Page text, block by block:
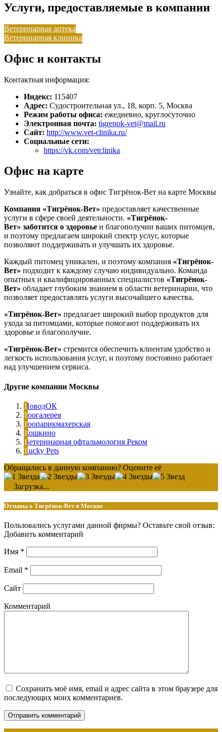
Услуги, предоставляемые в компании
Ветеринарная аптека
Ветеринарная клиника
Офис и контакты
Контактная информация:
Индекс: 115407
Адрес: Судостроительная ул., 18, корп. 5, Москва
Режим работы офиса: ежедневно, круглосуточно
Электронная почта: tigrenok-vet@mail.ru
Сайт: http://www.vet-clinika.ru/
Социальные сети:
https://vk.com/vetclinika
Офис на карте
Узнайте, как добраться в офис Тигрёнок-Вет на карте Москвы
Компания «Тигрёнок-Вет» предоставляет качественные
услуги в сфере своей деятельности. «Тигрёнок-
Вет» заботится о здоровье и благополучии ваших питомцев,
и поэтому предлагаем широкий спектр услуг, которые
позволяют поддерживать и улучшать их здоровье.
Каждый питомец уникален, и поэтому компания «Тигрёнок-
Вет» подходит к каждому случаю индивидуально. Команда
опытных и квалифицированных специалистов «Тигрёнок-
Вет» обладает глубоким знанием в области ветеринарии, что
позволяет предоставлять услуги высочайшего качества.
«Тигрёнок-Вет» предлагает широкий выбор продуктов для
ухода за питомцами, которые помогают поддерживать их
здоровье и благополучие.
«Тигрёнок-Вет» стремится обеспечить клиентам удобство и
легкость использования услуг, и поэтому постоянно работает
над улучшением сервиса.
Другие компании Москвы
ПоводОК
Зоогалерея
Зоопарикмахерская
Кошкино
Ветеринарная офтальмология Реком
Lucky Pets
Обращались в данную компанию? Оцените её
Загрузка...
Отзывы о Тигрёнок-Вет в Москве
Пользовались услугами данной фирмы? Оставьте свой отзыв:
Добавить комментарий
Имя *
Email *
Сайт
Комментарий
Сохранить моё имя, email и адрес сайта в этом браузере для
последующих моих комментариев.